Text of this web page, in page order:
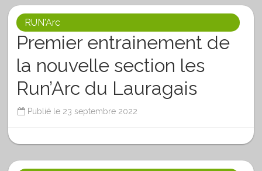
RUN'Arc
Premier entrainement de
la nouvelle section les
Run’Arc du Lauragais
Publié le 23 septembre 2022